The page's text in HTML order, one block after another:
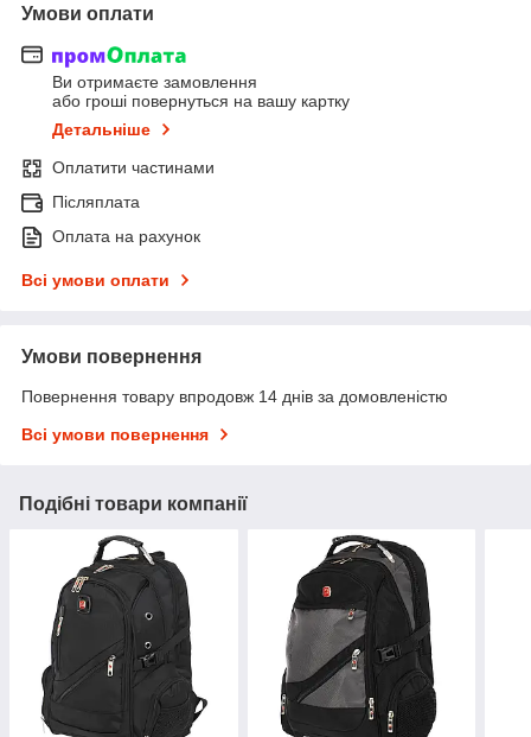
Умови оплати
Ви отримаєте замовлення
або гроші повернуться на вашу картку
Детальніше
Оплатити частинами
Післяплата
Оплата на рахунок
Всі умови оплати
Умови повернення
Повернення товару впродовж 14 днів за домовленістю
Всі умови повернення
Подібні товари компанії